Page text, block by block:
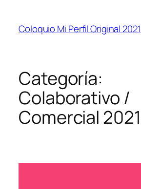
Coloquio Mi Perfil Original 2021
Categoría:
Colaborativo /
Comercial